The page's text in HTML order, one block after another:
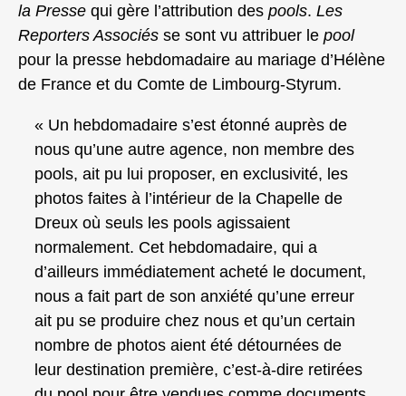
la Presse qui gère l’attribution des pools. Les
Reporters Associés se sont vu attribuer le pool
pour la presse hebdomadaire au mariage d’Hélène
de France et du Comte de Limbourg-Styrum.
« Un hebdomadaire s’est étonné auprès de
nous qu’une autre agence, non membre des
pools, ait pu lui proposer, en exclusivité, les
photos faites à l’intérieur de la Chapelle de
Dreux où seuls les pools agissaient
normalement. Cet hebdomadaire, qui a
d’ailleurs immédiatement acheté le document,
nous a fait part de son anxiété qu’une erreur
ait pu se produire chez nous et qu’un certain
nombre de photos aient été détournées de
leur destination première, c’est-à-dire retirées